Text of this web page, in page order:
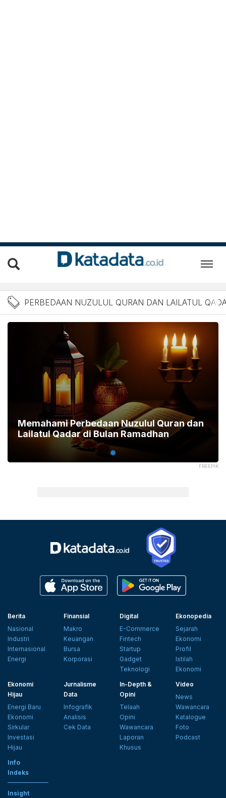
Berita Perbedaan
PERBEDAAN NUZULUL QURAN DAN LAILATUL
FREEPIK
Memahami Perbedaan Nuzulul Quran dan
Lailatul Qadar di Bulan Ramadhan
Berita
Nasional
Industri
Internasional
Energi
Finansial
Makro
Keuangan
Bursa
Korporasi
Digital
E-Commerce
Fintech
Startup
Gadget
Teknologi
Ekonopedia
Sejarah
Ekonomi
Profil
Istilah
Ekonomi
Ekonomi
Hijau
Energi Baru
Ekonomi
Sirkular
Investasi
Hijau
Jurnalisme
Data
Infografik
Analisis
Cek Data
In-Depth &
Opini
Telaah
Opini
Wawancara
Laporan
Khusus
Video
News
Wawancara
Katalogue
Foto
Podcast
Info
Indeks
Insight